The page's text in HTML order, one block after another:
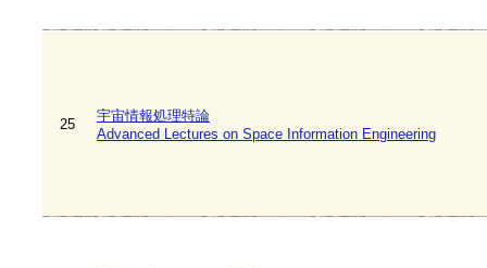
25
宇宙情報処理特論
Advanced Lectures on Space Information Engineering